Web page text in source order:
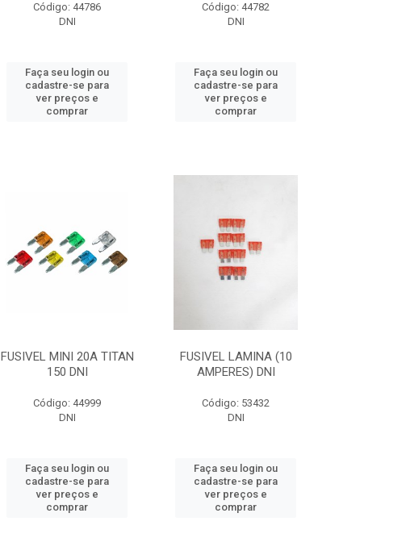
Código: 44786
DNI
Faça seu login ou
cadastre-se para
ver preços e
comprar
Código: 44782
DNI
Faça seu login ou
cadastre-se para
ver preços e
comprar
FUSIVEL MINI 20A TITAN
150 DNI
Código: 44999
DNI
Faça seu login ou
cadastre-se para
ver preços e
comprar
FUSIVEL LAMINA (10
AMPERES) DNI
Código: 53432
DNI
Faça seu login ou
cadastre-se para
ver preços e
comprar